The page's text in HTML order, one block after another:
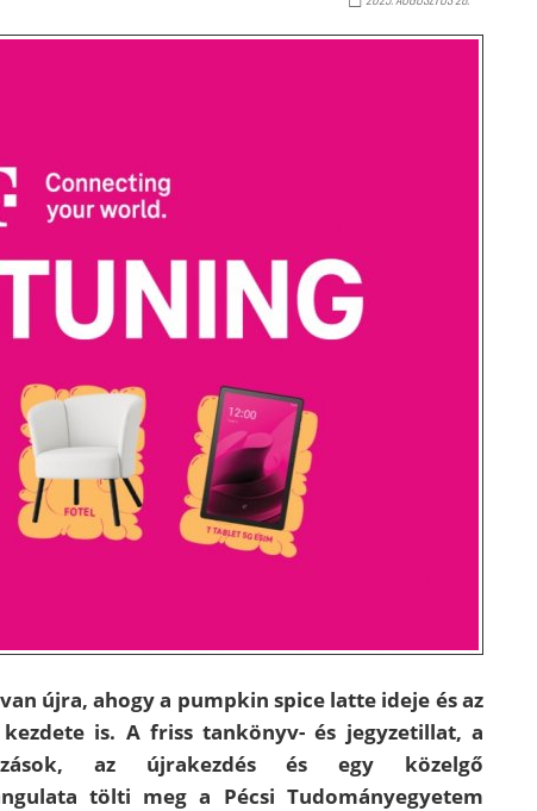
újra, ahogy a pumpkin spice latte ideje és az
is. A friss tankönyv- és jegyzetillat, a
az újrakezdés és egy közelgő
tölti meg a Pécsi Tudományegyetem